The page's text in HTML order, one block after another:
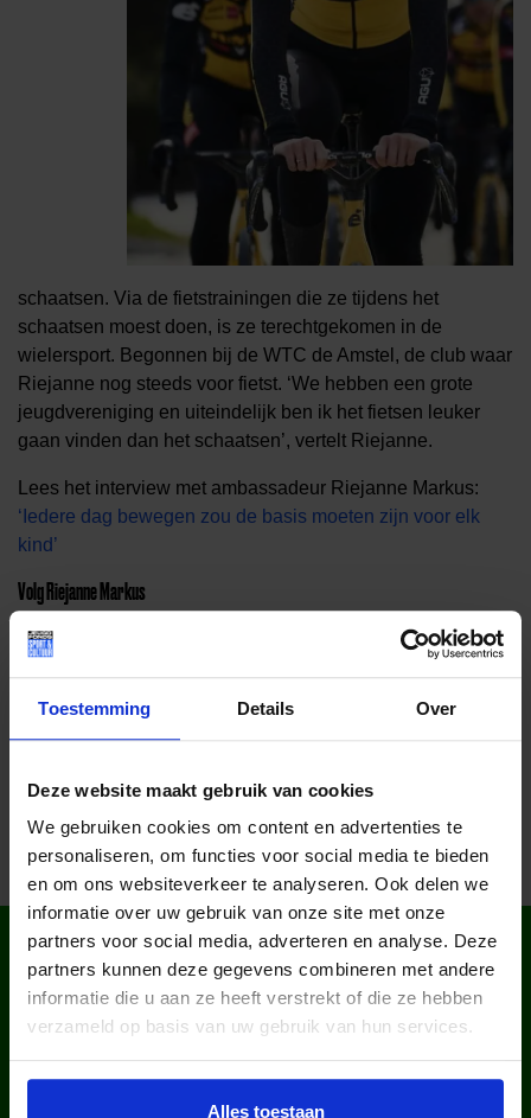
Toestemming Details Over
Deze website maakt gebruik van cookies
We gebruiken cookies om content en advertenties te
personaliseren, om functies voor social media te bieden
en om ons websiteverkeer te analyseren. Ook delen we
informatie over uw gebruik van onze site met onze
partners voor social media, adverteren en analyse. Deze
partners kunnen deze gegevens combineren met andere
informatie die u aan ze heeft verstrekt of die ze hebben
verzameld op basis van uw gebruik van hun services.
Alles toestaan
schaatsen. Via de fietstrainingen die ze tijdens het
schaatsen moest doen, is ze terechtgekomen in de
wielersport. Begonnen bij de WTC de Amstel, de club waar
Riejanne nog steeds voor fietst. ‘We hebben een grote
jeugdvereniging en uiteindelijk ben ik het fietsen leuker
gaan vinden dan het schaatsen’, vertelt Riejanne.
Lees het interview met ambassadeur Riejanne Markus:
‘Iedere dag bewegen zou de basis moeten zijn voor elk
kind’
Volg Riejanne Markus
Facebook
WIST JE DAT IN
NEDERLAND?